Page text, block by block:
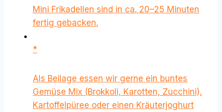
Mini Frikadellen sind in ca. 20–25 Minuten
fertig gebacken.
*
Als Beilage essen wir gerne ein buntes
Gemüse Mix (Brokkoli, Karotten, Zucchini),
Kartoffelpüree oder einen Kräuterjoghurt